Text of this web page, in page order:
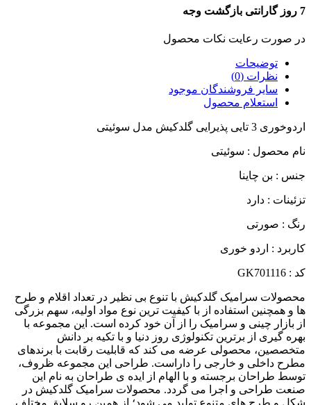
7 روز گارانتی بازگشت وجه
در صورت رعایت نکات محصول
توضیحات
نظرات (0)
سایر فروشندگان موجود
استعلام محصول
اردوخوری 3 تایی پذیرایی گلدکیش مدل سوئیتی
نام محصول : سوئیتی
جنس : بن چاینا
تزئینات : دارد
رنگ : صورتی
کاربرد : اردو خوری
کد : GK701116
محصولات سرامیک گلدکیش با تنوع بی نظیر در تعداد اقلام و طرح
ها و همچنین استفاده از با کیفیت ترین نوع مواد اولیه، سهم بزرگی
از بازار چینی و سرامیک را از آن خود کرده است. این مجموعه با
بهره گیری از برترین تکنولوژی روز دنیا و با تکیه بر دانش
متخصصین، محصولی عرضه می کند که قابلیت رقابت با برندهای
مطرح داخلی و خارجی را داراست. طراحی این مجموعه ظروف،
توسط طراحان برجسته و با الهام از ایده ی طراحان به نام این
صنعت طراحی و اجرا می گردد. محصولات سرامیک گلدکیش در
شکل و طرح های متنوع تولید می شود؛ از همین رو سلایق مختلف